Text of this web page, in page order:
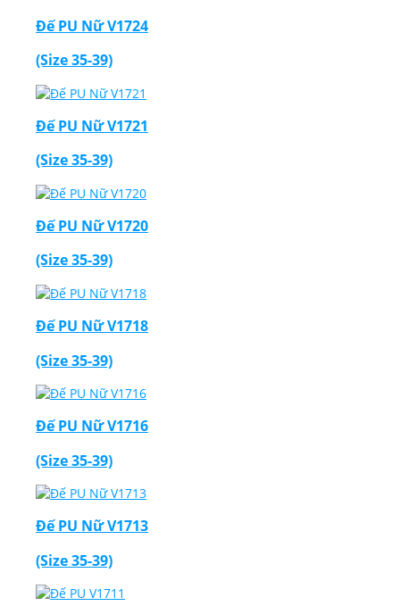
Đế PU Nữ V1724
(Size 35-39)
Đế PU Nữ V1721
(Size 35-39)
Đế PU Nữ V1720
(Size 35-39)
Đế PU Nữ V1718
(Size 35-39)
Đế PU Nữ V1716
(Size 35-39)
Đế PU Nữ V1713
(Size 35-39)